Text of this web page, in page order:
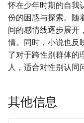
怀在少年时期的自我
份的困惑与探索。随
间的感情线逐步展开
情。同时，小说也反
了对于跨性别群体的
人，适合对性别认同
其他信息